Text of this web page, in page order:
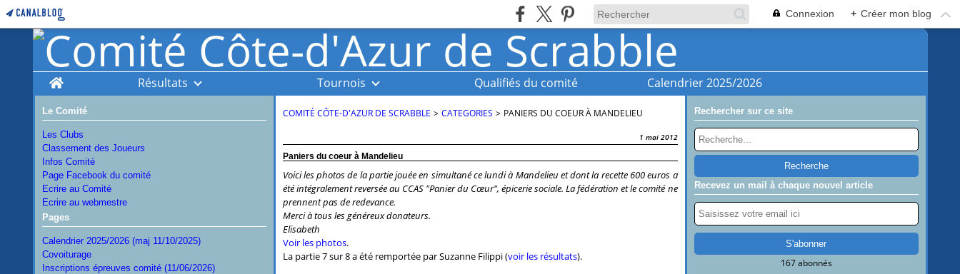
Connexion + Créer mon blog
Home Résultats Tournois Qualifiés du comité Calendrier 2025/2026
Le Comité
Les Clubs
Classement des Joueurs
Infos Comité
Page Facebook du comité
Ecrire au Comité
Ecrire au webmestre
Pages
Calendrier 2025/2026 (maj 11/10/2025)
Covoiturage
Inscriptions épreuves comité (11/06/2026)
COMITÉ CÔTE-D'AZUR DE SCRABBLE > CATEGORIES > PANIERS DU COEUR À MANDELIEU
1 mai 2012
Paniers du coeur à Mandelieu
Voici les photos de la partie jouée en simultané ce lundi à Mandelieu et dont la recette 600 euros a
été intégralement reversée au CCAS "Panier du Cœur", épicerie sociale. La fédération et le comité ne
prennent pas de redevance.
Merci à tous les généreux donateurs.
Elisabeth
Voir les photos.
La partie 7 sur 8 a été remportée par Suzanne Filippi (voir les résultats).
Rechercher sur ce site
Recevez un mail à chaque nouvel article
167 abonnés